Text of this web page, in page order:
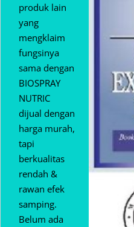
produk lain
yang
mengklaim
fungsinya
sama dengan
BIOSPRAY
NUTRIC
dijual dengan
harga murah,
tapi
berkualitas
rendah &
rawan efek
samping.
Belum ada